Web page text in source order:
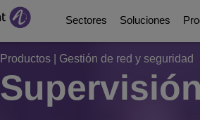
Sectores
Education Solutions
Soluciones
Digital Age
Plataformas de
Socios
Quiénes somos
Productos Gestión de red y seguridad